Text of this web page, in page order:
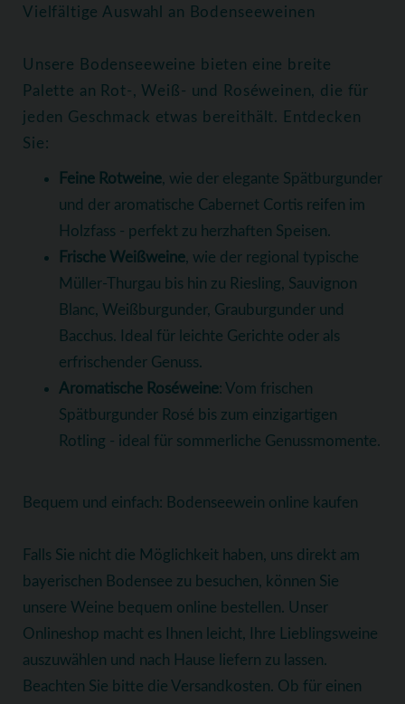
Vielfältige Auswahl an Bodenseeweinen
Unsere Bodenseeweine bieten eine breite
Palette an Rot-, Weiß- und Roséweinen, die für
jeden Geschmack etwas bereithält. Entdecken
Sie:
Feine Rotweine, wie der elegante Spätburgunder
und der aromatische Cabernet Cortis reifen im
Holzfass - perfekt zu herzhaften Speisen.
Frische Weißweine, wie der regional typische
Müller-Thurgau bis hin zu Riesling, Sauvignon
Blanc, Weißburgunder, Grauburgunder und
Bacchus. Ideal für leichte Gerichte oder als
erfrischender Genuss.
Aromatische Roséweine: Vom frischen
Spätburgunder Rosé bis zum einzigartigen
Rotling - ideal für sommerliche Genussmomente.
Bequem und einfach: Bodenseewein online kaufen
Falls Sie nicht die Möglichkeit haben, uns direkt am
bayerischen Bodensee zu besuchen, können Sie
unsere Weine bequem online bestellen. Unser
Onlineshop macht es Ihnen leicht, Ihre Lieblingsweine
auszuwählen und nach Hause liefern zu lassen.
Beachten Sie bitte die Versandkosten. Ob für einen